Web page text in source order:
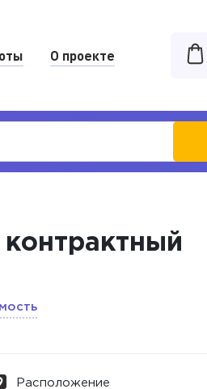
О проекте
Расположение